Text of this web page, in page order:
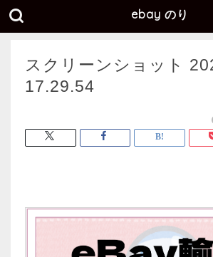
ebay のり
スクリーンショット
17.29.54